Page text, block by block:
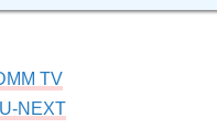
TV
U-NEXT